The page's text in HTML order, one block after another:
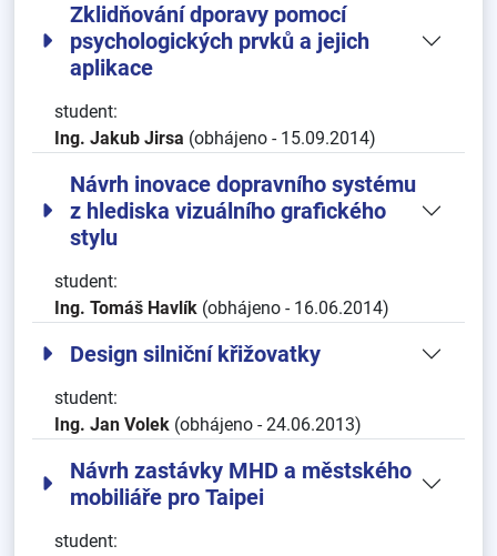
Zklidňování dporavy pomocí
psychologických prvků a jejich
aplikace
student:
Ing. Jakub Jirsa (obhájeno - 15.09.2014)
Návrh inovace dopravního systému
z hlediska vizuálního grafického
stylu
student:
Ing. Tomáš Havlík (obhájeno - 16.06.2014)
Design silniční křižovatky
student:
Ing. Jan Volek (obhájeno - 24.06.2013)
Návrh zastávky MHD a městského
mobiliáře pro Taipei
student: